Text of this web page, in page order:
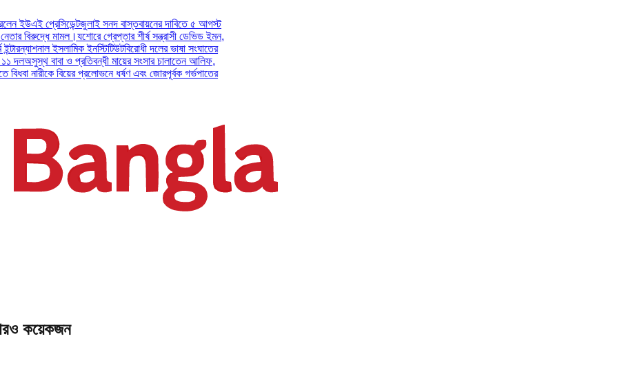
প্রেসিডেন্টজুলাই সনদ বাস্তবায়নের দাবিতে ৫ আগস্ট
মামল।যশোরে গ্রেপ্তার শীর্ষ সন্ত্রাসী ডেভিড ইমন,
ইসলামিক ইনস্টিটিউটবিরোধী দলের ভাষা সংঘাতের
বাবা ও প্রতিবন্ধী মায়ের সংসার চালাতেন আলিফ,
নারীকে বিয়ের প্রলোভনে ধর্ষণ এবং জোরপূর্বক গর্ভপাতের
কয়েকজন